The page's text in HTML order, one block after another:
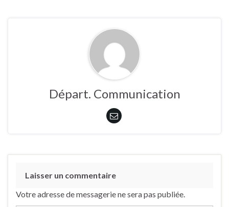
Départ. Communication
Laisser un commentaire
Votre adresse de messagerie ne sera pas publiée.